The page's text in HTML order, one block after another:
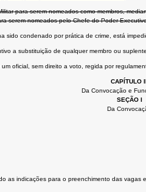
para serem nomeados como membros,
serem nomeados pelo Chefe do Poder
condenado por prática de crime, está
a substituição de qualquer membro ou
oficial, sem direito a voto, regida por
CAPÍTULO
Da Convocação e
SEÇÃO I
Da
as indicações para o preenchimento das vagas